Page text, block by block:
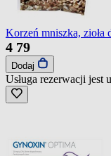
Korzeń mniszka, zioła
4 79
Dodaj
Usługa rezerwacji jest